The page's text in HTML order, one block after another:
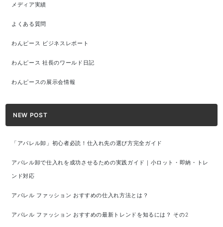
メディア実績
よくある質問
わんピース ビジネスレポート
わんピース 社長のワールド日記
わんピースの展示会情報
NEW POST
「アパレル卸」初心者必読！仕入れ先の選び方完全ガイド
アパレル卸で仕入れを成功させるための実践ガイド｜小ロット・即納・トレ
ンド対応
アパレル ファッション おすすめの仕入れ方法とは？
アパレル ファッション おすすめの最新トレンドを知るには？ その2